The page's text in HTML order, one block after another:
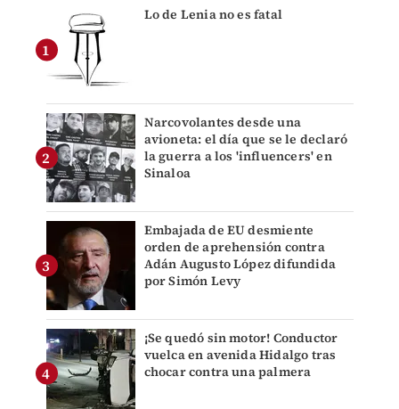
Lo de Lenia no es fatal
Narcovolantes desde una
avioneta: el día que se le declaró
la guerra a los 'influencers' en
Sinaloa
Embajada de EU desmiente
orden de aprehensión contra
Adán Augusto López difundida
por Simón Levy
¡Se quedó sin motor! Conductor
vuelca en avenida Hidalgo tras
chocar contra una palmera